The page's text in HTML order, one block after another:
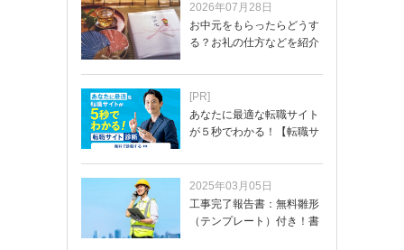
2026年07月28日
お中元をもらったらどうす
る？お礼の仕方などを紹介
[PR]
あなたに最適な転職サイト
が５秒でわかる！【転職サ
2025年03月05日
工事完了報告書：無料雛形
（テンプレート）付き！書